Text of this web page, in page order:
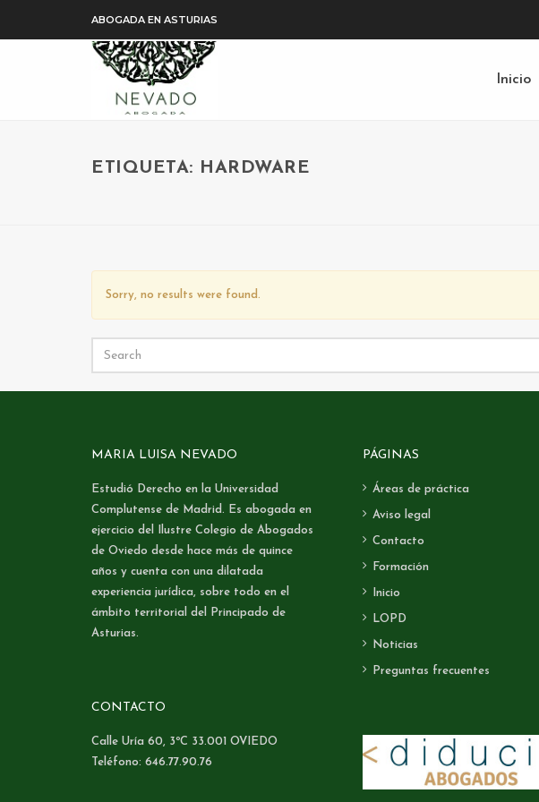
ABOGADA EN ASTURIAS
Inicio
ETIQUETA: HARDWARE
Sorry, no results were found.
MARIA LUISA NEVADO
Estudió Derecho en la Universidad
Complutense de Madrid. Es abogada en
ejercicio del Ilustre Colegio de Abogados
de Oviedo desde hace más de quince
años y cuenta con una dilatada
experiencia jurídica, sobre todo en el
ámbito territorial del Principado de
Asturias.
CONTACTO
Calle Uría 60, 3ºC 33.001 OVIEDO
Teléfono: 646.77.90.76
PÁGINAS
Áreas de práctica
Aviso legal
Contacto
Formación
Inicio
LOPD
Noticias
Preguntas frecuentes